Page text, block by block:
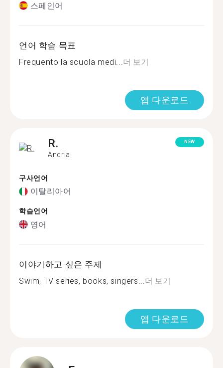
스페인어
언어 학습 목표
Frequento la scuola medi... 더 보기
앱 다운로드
R.
Andria
NEW
구사언어
이탈리아어
학습언어
영어
이야기하고 싶은 주제
Swim, TV series, books, singers... 더 보기
앱 다운로드